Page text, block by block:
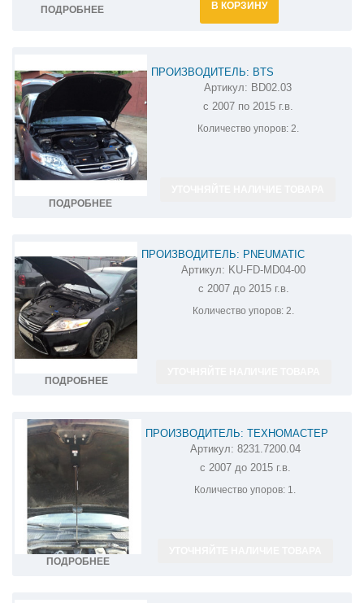
ПОДРОБНЕЕ В КОРЗИНУ
ПОДРОБНЕЕ
ПРОИЗВОДИТЕЛЬ: BTS
АМОРТИЗАТОР (УПОР) КАПОТА НА FORD
MONDEO BD02.03
Артикул: BD02.03
с 2007 по 2015 г.в.
Количество упоров:2.
ПОДРОБНЕЕ
ПРОИЗВОДИТЕЛЬ: PNEUMATIC
АМОРТИЗАТОР (УПОР) КАПОТА НА FORD
MONDEO KU-FD-MD04-00
Артикул: KU-FD-MD04-00
с 2007 до 2015 г.в.
Количество упоров: 2.
ПОДРОБНЕЕ
ПРОИЗВОДИТЕЛЬ: ТЕХНОМАСТЕР
АМОРТИЗАТОР (УПОР) КАПОТА НА FORD
MONDEO 8231.7200.04
Артикул: 8231.7200.04
с 2007 до 2015 г.в.
Количество упоров: 1.